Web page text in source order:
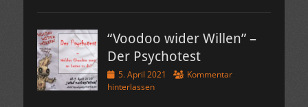
“Voodoo wider Willen” –
Der Psychotest
Veröffentlicht
am
5. April 2021
Kommentar
hinterlassen